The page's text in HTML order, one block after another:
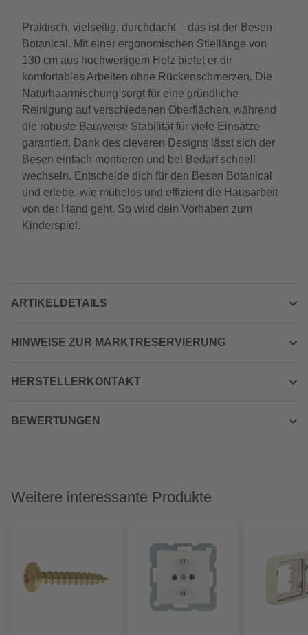
Praktisch, vielseitig, durchdacht – das ist der Besen
Botanical. Mit einer ergonomischen Stiellänge von
130 cm aus hochwertigem Holz bietet er dir
komfortables Arbeiten ohne Rückenschmerzen. Die
Naturhaarmischung sorgt für eine gründliche
Reinigung auf verschiedenen Oberflächen, während
die robuste Bauweise Stabilität für viele Einsätze
garantiert. Dank des cleveren Designs lässt sich der
Besen einfach montieren und bei Bedarf schnell
wechseln. Entscheide dich für den Besen Botanical
und erlebe, wie mühelos und effizient die Hausarbeit
von der Hand geht. So wird dein Vorhaben zum
Kinderspiel.
ARTIKELDETAILS
HINWEISE ZUR MARKTRESERVIERUNG
HERSTELLERKONTAKT
BEWERTUNGEN
Weitere interessante Produkte